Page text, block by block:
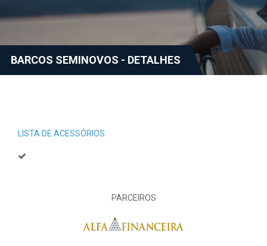
BARCOS SEMINOVOS - DETALHES
LISTA DE ACESSÓRIOS:
PARCEIROS